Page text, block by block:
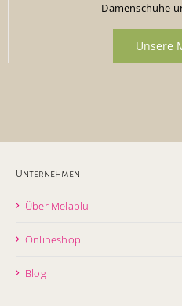
Damenschuhe
Unsere
Unternehmen
Über Melablu
Onlineshop
Blog